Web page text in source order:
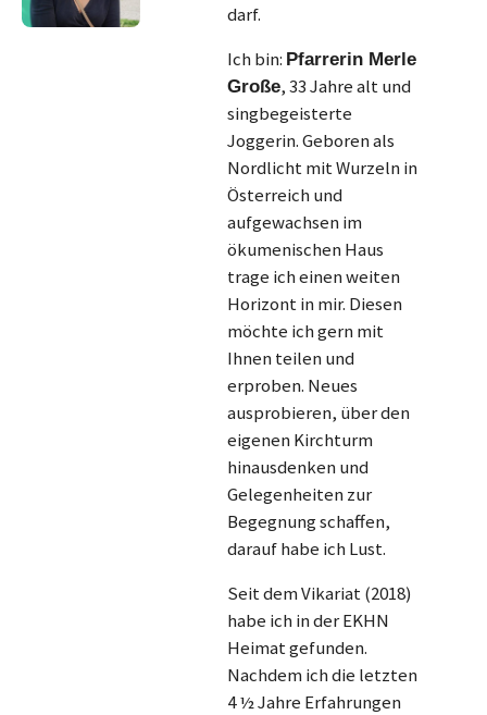
darf.
Ich bin: Pfarrerin Merle
Große, 33 Jahre alt und
singbegeisterte
Joggerin. Geboren als
Nordlicht mit Wurzeln in
Österreich und
aufgewachsen im
ökumenischen Haus
trage ich einen weiten
Horizont in mir. Diesen
möchte ich gern mit
Ihnen teilen und
erproben. Neues
ausprobieren, über den
eigenen Kirchturm
hinausdenken und
Gelegenheiten zur
Begegnung schaffen,
darauf habe ich Lust.
Seit dem Vikariat (2018)
habe ich in der EKHN
Heimat gefunden.
Nachdem ich die letzten
4 ½ Jahre Erfahrungen